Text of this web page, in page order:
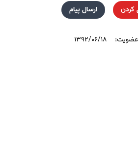
کردن ارسال پیام
عضویت: ۱۳۹۲/۰۶/۱۸